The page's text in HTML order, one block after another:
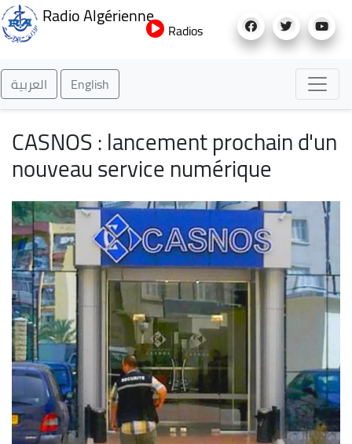
au
Radio Algérienne
Radios
العربية English
CASNOS : lancement prochain d'un
nouveau service numérique